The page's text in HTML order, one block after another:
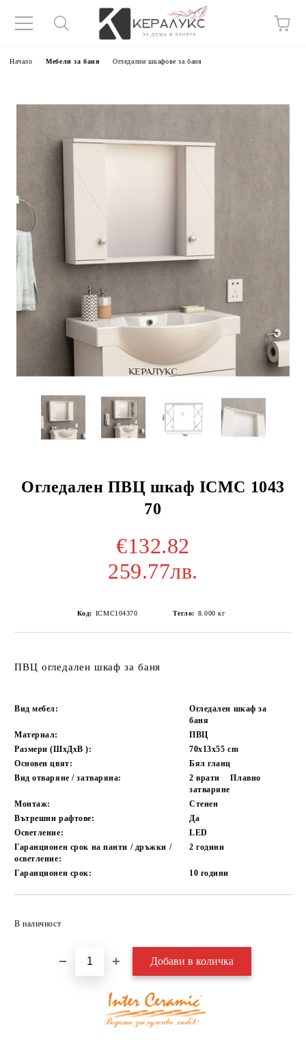
Начало Мебели за баня Огледални шкафове за баня
Огледален ПВЦ шкаф ICMC 1043
70
€132.82
259.77лв.
Код: ICMC104370 Тегло: 8.000 кг
ПВЦ огледален шкаф за баня
Вид мебел:
Огледален шкаф за
баня
Материал:
ПВЦ
Размери (ШxДxВ ):
70х13х55cm
Основен цвят:
Бял гланц
Вид отваряне / затваряна:
2 врати
Плавно
затваряне
Монтаж:
Стенен
Вътрешни рафтове:
Да
Осветление:
LED
Гаранционен срок на панти / дръжки /
осветление:
2 години
Гаранционен срок: 10 години
В наличност